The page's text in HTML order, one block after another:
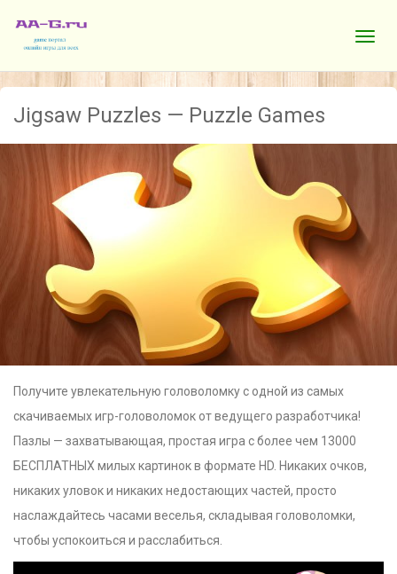
Jigsaw Puzzles — Puzzle Games
Получите увлекательную головоломку с одной из самых
скачиваемых игр-головоломок от ведущего разработчика!
Пазлы — захватывающая, простая игра с более чем 13000
БЕСПЛАТНЫХ милых картинок в формате HD. Никаких очков,
никаких уловок и никаких недостающих частей, просто
наслаждайтесь часами веселья, складывая головоломки,
чтобы успокоиться и расслабиться.